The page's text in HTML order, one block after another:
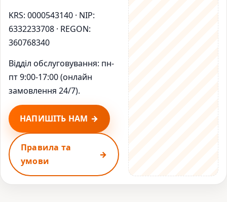
KRS: 0000543140 · NIP:
6332233708 · REGON:
360768340
Відділ обслуговування: пн-
пт 9:00-17:00 (онлайн
замовлення 24/7).
НАПИШІТЬ НАМ
Правила та
умови